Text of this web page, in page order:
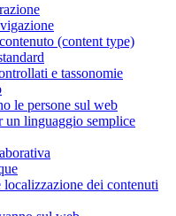
(content type)
e tassonomie
le persone sul web
un linguaggio semplice
dei contenuti